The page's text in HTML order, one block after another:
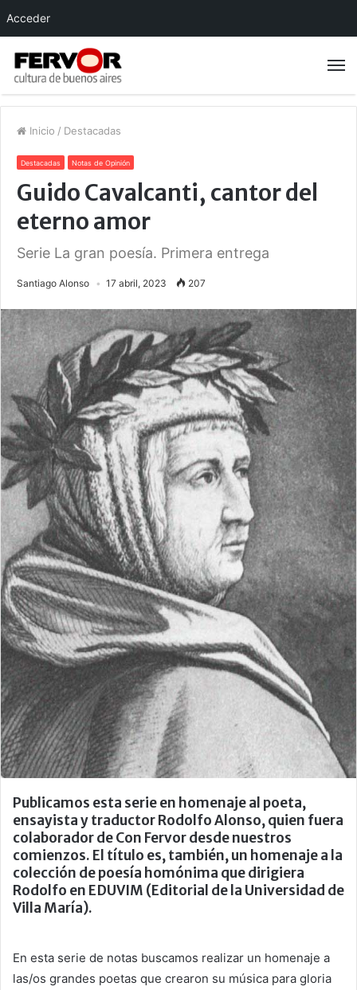
Inicio / Destacadas
Destacadas Notas de Opinión
Guido Cavalcanti, cantor del
eterno amor
Serie La gran poesía. Primera entrega
Santiago Alonso 17 abril, 2023 207
Publicamos esta serie en homenaje al poeta,
ensayista y traductor Rodolfo Alonso, quien fuera
colaborador de Con Fervor desde nuestros
comienzos. El título es, también, un homenaje a la
colección de poesía homónima que dirigiera
Rodolfo en EDUVIM (Editorial de la Universidad de
Villa María).
En esta serie de notas buscamos realizar un homenaje a
las/os grandes poetas que crearon su música para gloria
Acceder